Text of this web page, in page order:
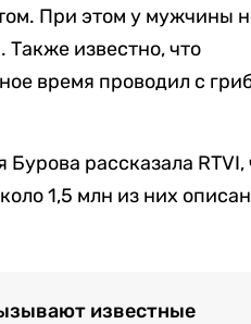
При этом у мужчины
Также известно, что
время проводил с
рассказала RTVI,
1,5 млн из них
известные